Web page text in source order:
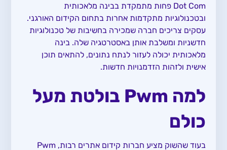
Dot Com פחות מתמקדת בבינה מלאכותית
ובטכנולוגיות מתקדמות אחרות בתחום הקידום האורגני.
עסקים צריכים חברה שמכירה בחשיבות של טכנולוגיות
חדשניות ומשלבת אותן באסטרטגיה שלה. בינה
מלאכותית יכולה לעזור לנתח נתונים, להתאים תוכן
אישית ולזהות הזדמנויות חדשות.
למה Pwm בולטת מעל
כולם
בעוד שהשוק מציע חברות קידום אתרים רבות, Pwm